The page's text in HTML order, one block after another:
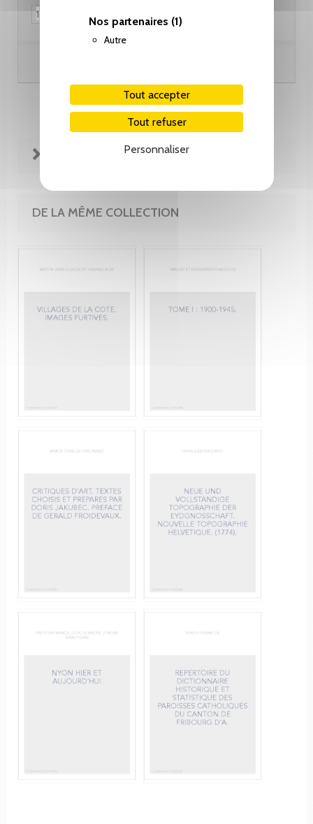
Nos partenaires (1)
Autre
Tout accepter
Tout refuser
Personnaliser
FICHE TECHNIQUE
DE LA MÊME COLLECTION